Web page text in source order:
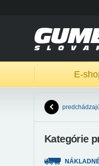
E-
Kategórie